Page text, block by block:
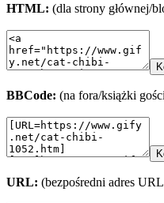
HTML: (dla strony głównej/
BBCode: (na fora/książki
URL: (bezpośredni adres